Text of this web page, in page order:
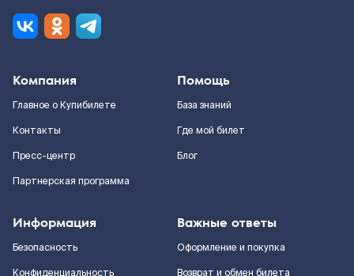
Компания
Главное о Купибилете
Контакты
Пресс-центр
Партнерская программа
Помощь
База знаний
Где мой билет
Блог
Информация
Безопасность
Конфиденциальность
Важные ответы
Оформление и покупка
Возврат и обмен билета